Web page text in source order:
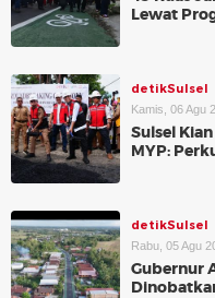
Lewat
detikSulsel
Kamis, 06 Agu
Sulsel
MYP:
detikSulsel
Rabu, 05 Agu
Gubernur